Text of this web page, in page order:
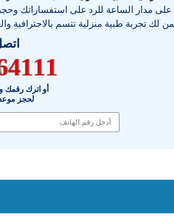
على مدار الساعة للرد على استفساراتك
لك تجربة طبية منزلية تتسم بالاحترافية
أو اترك رقمك
لحجز موعد